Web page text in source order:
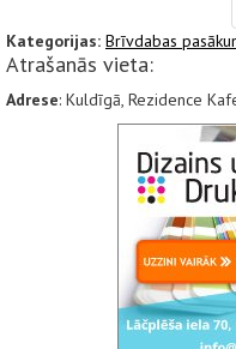
Kategorijas: Brīvdabas
Atrašanās vieta:
Adrese: Kuldīgā, Rezidence